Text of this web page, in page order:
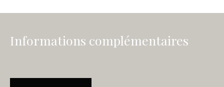
Informations complémentaires